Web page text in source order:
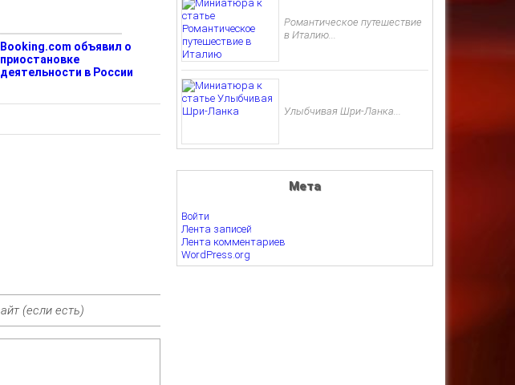
Booking.com объявил о
приостановке
деятельности в России
Романтическое путешествие
в Италию...
Улыбчивая Шри-Ланка...
Мета
Войти
Лента записей
Лента комментариев
WordPress.org